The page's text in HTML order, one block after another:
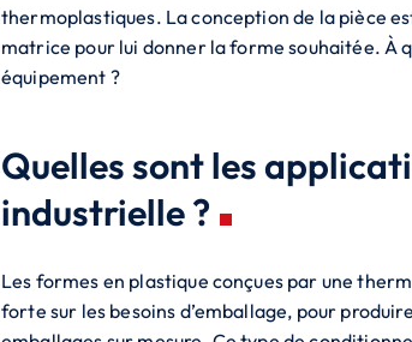
thermoplastiques. La conception de la pièce
matrice pour lui donner la forme souhaitée. À
équipement ?
Quelles sont les
industrielle ?
Les formes en plastique conçues par une
forte sur les besoins d’emballage, pour